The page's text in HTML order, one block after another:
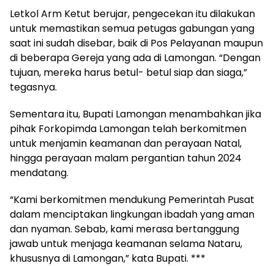
Letkol Arm Ketut berujar, pengecekan itu dilakukan
untuk memastikan semua petugas gabungan yang
saat ini sudah disebar, baik di Pos Pelayanan maupun
di beberapa Gereja yang ada di Lamongan. “Dengan
tujuan, mereka harus betul- betul siap dan siaga,”
tegasnya.
Sementara itu, Bupati Lamongan menambahkan jika
pihak Forkopimda Lamongan telah berkomitmen
untuk menjamin keamanan dan perayaan Natal,
hingga perayaan malam pergantian tahun 2024
mendatang.
“Kami berkomitmen mendukung Pemerintah Pusat
dalam menciptakan lingkungan ibadah yang aman
dan nyaman. Sebab, kami merasa bertanggung
jawab untuk menjaga keamanan selama Nataru,
khususnya di Lamongan,” kata Bupati. ***